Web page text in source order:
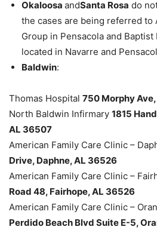
Okaloosa andSanta Rosa do
the cases are being referred to
Group in Pensacola and
located in Navarre and
Baldwin:
Thomas Hospital 750 Morphy
North Baldwin Infirmary 1815
AL 36507
American Family Care Clinic –
Drive, Daphne, AL 36526
American Family Care Clinic –
Road 48, Fairhope, AL 36526
American Family Care Clinic –
Perdido Beach Blvd Suite E-5,